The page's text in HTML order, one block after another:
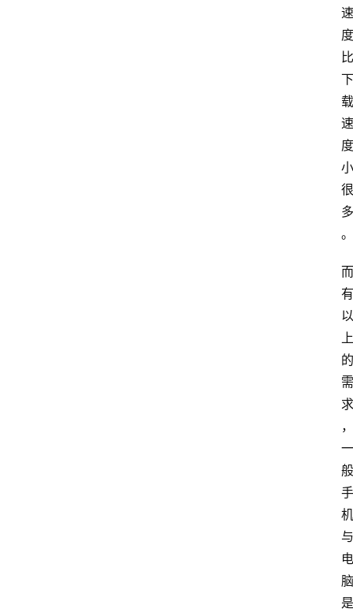
速
度
比
下
载
速
度
小
很
多
。
而
有
以
上
的
需
求
，
一
般
手
机
与
电
脑
是